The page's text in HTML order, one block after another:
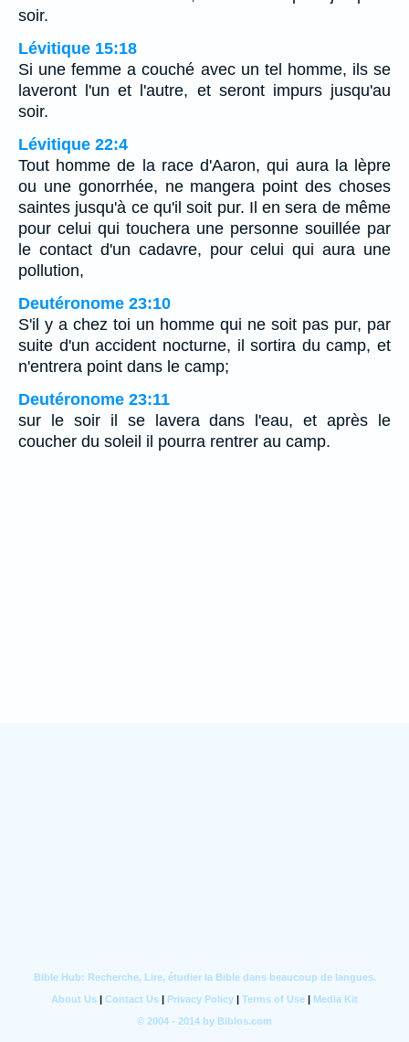
soir.
Lévitique 15:18
Si une femme a couché avec un tel homme, ils se
laveront l'un et l'autre, et seront impurs jusqu'au
soir.
Lévitique 22:4
Tout homme de la race d'Aaron, qui aura la lèpre
ou une gonorrhée, ne mangera point des choses
saintes jusqu'à ce qu'il soit pur. Il en sera de même
pour celui qui touchera une personne souillée par
le contact d'un cadavre, pour celui qui aura une
pollution,
Deutéronome 23:10
S'il y a chez toi un homme qui ne soit pas pur, par
suite d'un accident nocturne, il sortira du camp, et
n'entrera point dans le camp;
Deutéronome 23:11
sur le soir il se lavera dans l'eau, et après le
coucher du soleil il pourra rentrer au camp.